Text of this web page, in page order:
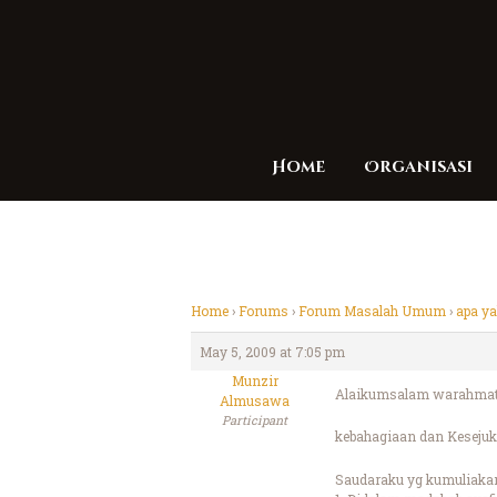
Home Organisasi
Home›Forums ›Forum Masalah Umum › apa
May 5, 2009 at 7:05 pm
Munzir
Almusawa
Participant
Alaikumsalam
kebahagiaan dan
Saudaraku yg